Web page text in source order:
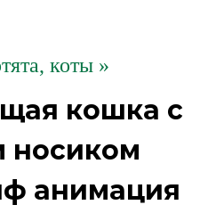
коты »
кошка с
носиком
анимация